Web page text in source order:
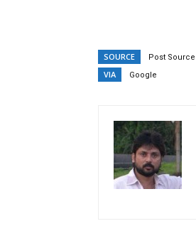
SOURCE Post Source
VIA Google